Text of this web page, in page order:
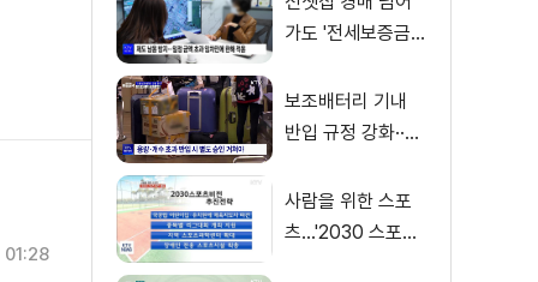
01:28
가도 '전세보증금'
보조배터리 기내
반입 규정 강화··
사람을 위한 스포
츠…'2030 스포츠